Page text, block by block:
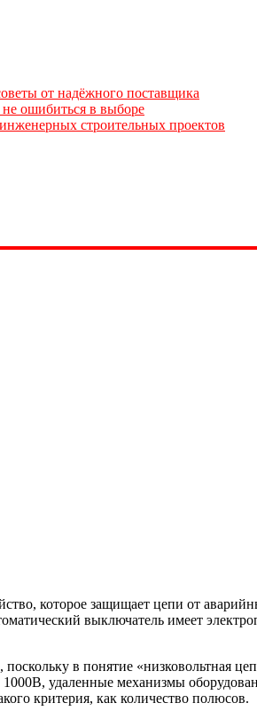
от надёжного поставщика
ошибиться в выборе
строительных проектов
которое защищает цепи от
выключатель имеет
в понятие «низковольтная
удаленные механизмы
критерия, как количество полюсов.